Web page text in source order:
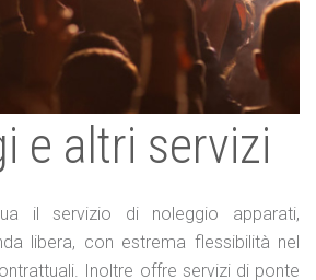
e altri servizi
il servizio di noleggio apparati,
libera, con estrema flessibilità nel
Inoltre offre servizi di ponte